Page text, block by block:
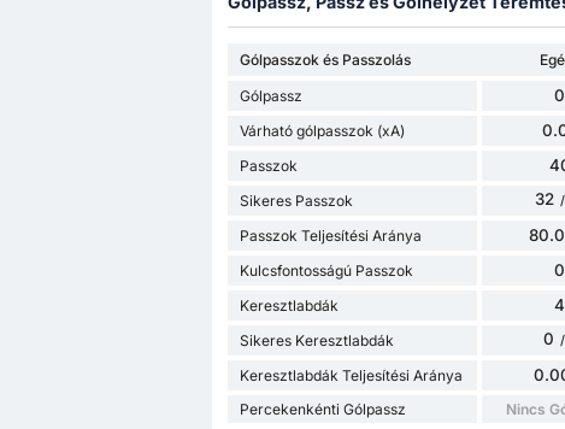
Gólpasszok és Passzolás
Gólpassz
0
Várható gólpasszok (xA)
Passzok
Sikeres Passzok 32
Passzok Teljesítési Aránya
Kulcsfontosságú Passzok 0
Keresztlabdák 4
Sikeres Keresztlabdák 0
Keresztlabdák Teljesítési Aránya
Percekenkénti Gólpassz Nincs